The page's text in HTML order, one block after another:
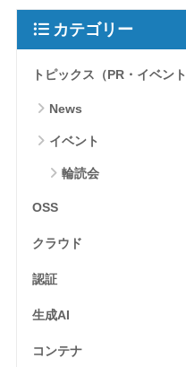
カテゴリー
トピックス（PR・イベント
News
イベント
輪読会
OSS
クラウド
認証
生成AI
コンテナ